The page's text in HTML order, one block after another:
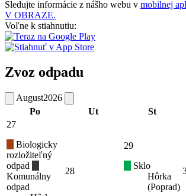
Sledujte informácie z nášho webu v mobilnej
V OBRAZE.
Voľne k stiahnutiu:
Zvoz odpadu
August2026
Po
Ut St
27
Biologicky
rozložiteľný
odpad
Komunálny
odpad
28
29
Sklo
Hôrka
(Poprad)